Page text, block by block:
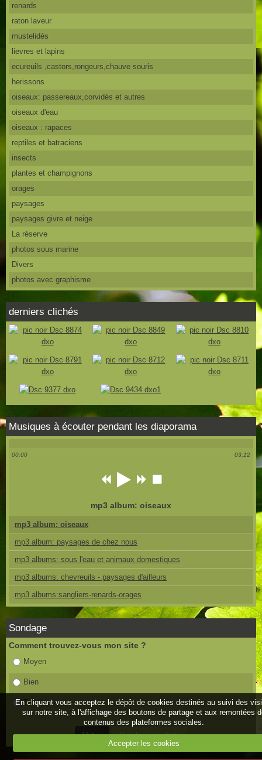
renards
raton laveur
mustelidés
lievres et lapins
ecureuils ,castors,rongeurs,chauve souris
herissons
oiseaux: passereaux,corvidés et autres
oiseaux d'eau
oiseaux : rapaces
reptiles et batraciens
insects
plantes et champignons
orages
paysages
paysages givre et neige
La réserve
photos sous marine
Divers
photos avec graphisme
derniers clichés
Musiques à écouter pendant les diaporama
00:00 03:12
mp3 album: oiseaux
mp3 album: oiseaux
mp3 album: paysages de chez nous
mp3 albums: sous l'eau et animaux domestiques
mp3 albums: chevreuils - paysages d'ailleurs
mp3 albums:sangliers-renards-orages
Sondage
Comment trouvez-vous mon site ?
Moyen
Bien
Très bien
En cliquant vous acceptez le dépôt de cookies destinés au suivi des
sur notre site, à l'affichage des boutons de partage et aux remontées
contenus des plateformes sociales.
Accepter les cookies